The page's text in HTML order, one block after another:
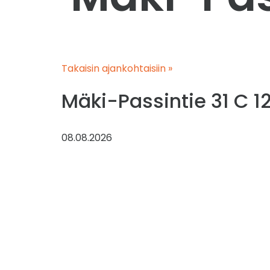
Takaisin ajankohtaisiin »
Mäki-Passintie 31 C
08.08.2026